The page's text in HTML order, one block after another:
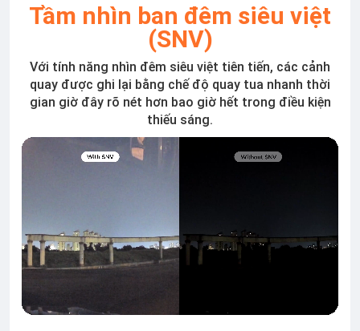
Tầm nhìn ban đêm siêu việt
(SNV)
Với tính năng nhìn đêm siêu việt tiên tiến, các cảnh
quay được ghi lại bằng chế độ quay tua nhanh thời
gian giờ đây rõ nét hơn bao giờ hết trong điều kiện
thiếu sáng.